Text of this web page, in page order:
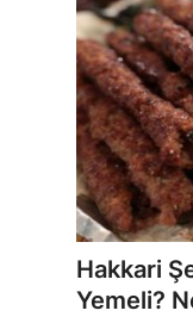
Gıda Güvenliği &
İçecek Kültürü &
Popüler Kültür &
Mutfak Temizliği
Anne & Bebek
Mutfak Sırları &
Hakkari
Yemeli?